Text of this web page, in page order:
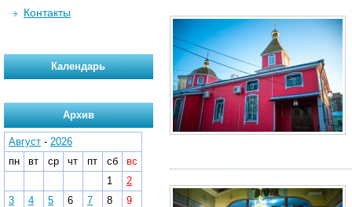
Контакты
Календарь
Архив
Август - 2026
пн
вт ср чт пт сб
вс
1
2
3
4 5 6 7 8
9